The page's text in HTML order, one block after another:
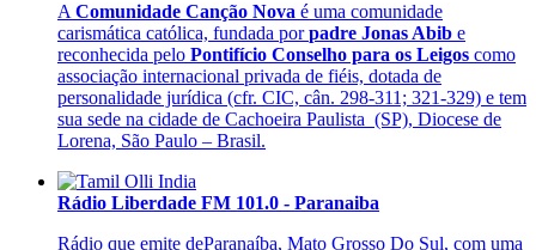
A Comunidade Canção Nova é uma comunidade
carismática católica, fundada porpadre Jonas Abib e
reconhecida pelo Pontifício Conselho para os Leigos como
associação internacional privada de fiéis, dotada de
personalidade jurídica (cfr. CIC, cân. 298-311; 321-329) e tem
sua sede na cidade de Cachoeira Paulista (SP), Diocese de
Lorena, São Paulo – Brasil.
Rádio Liberdade FM 101.0 - Paranaiba
Rádio que emite deParanaíba, Mato Grosso Do Sul, com uma